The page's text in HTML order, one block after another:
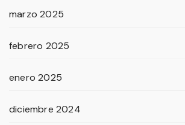
marzo 2025
febrero 2025
enero 2025
diciembre 2024